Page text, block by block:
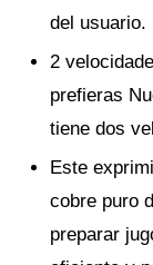
del usuario.
2
prefieras
tiene dos
Este
cobre puro
preparar